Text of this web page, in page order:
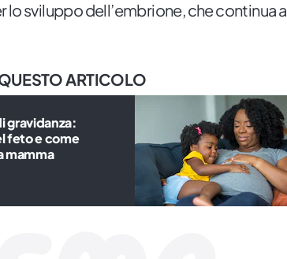
sviluppo dell’embrione, che continua a
ARTICOLO
gravidanza:
feto e come
mamma